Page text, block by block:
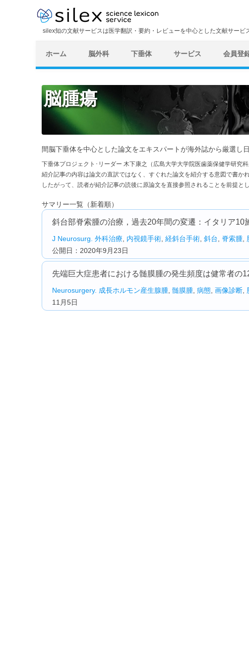
silex知の文献サービスは医学翻訳・要約・レビューを中心とした文献サービ
ホーム 脳外科 下垂体 サービス 会員登
脳腫瘍
間脳下垂体を中心とした論文をエキスパートが海外誌から厳選し
下垂体プロジェクト･リーダー 木下康之（広島大学大学院医歯薬保健学研究科
紹介記事の内容は論文の直訳ではなく、すぐれた論文を紹介する意図で書か
したがって、読者が紹介記事の読後に原論文を直接参照されることを前提と
サマリー一覧（新着順）
斜台部脊索腫の治療，過去20年間の変遷：イタリア10
J Neurosurg. 外科治療 内視鏡手術 経斜台手術 斜台 脊索腫
公開日：2020年9月23日
先端巨大症患者における髄膜腫の発生頻度は健常者の
Neurosurgery. 成長ホルモン産生腺腫 髄膜腫 病態 画像診断
11月5日